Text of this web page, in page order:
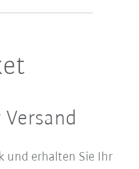
und erhalten Sie Ihr